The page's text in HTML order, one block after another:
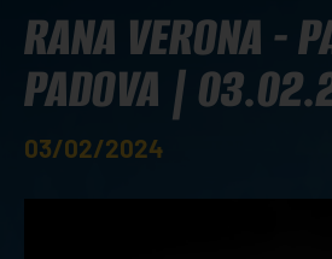
RANA VERONA -
PADOVA |
03/02/2024